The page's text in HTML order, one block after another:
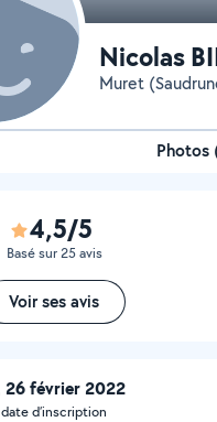
Nicolas
Muret
Photos
4,5/5
Basé sur 25 avis
Voir ses avis
26 février 2022
date d’inscription